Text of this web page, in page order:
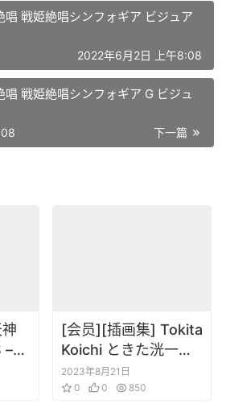
戦姫絶唱シンフォギア ビジュア
2022年6月2日 上午8:08
戦姫絶唱シンフォギア G ビジュ
下一篇
–
[会员][插画集] Tokita
Koichi ときた洸一画
集 任務・了解
2023年8月21日
0
0 850